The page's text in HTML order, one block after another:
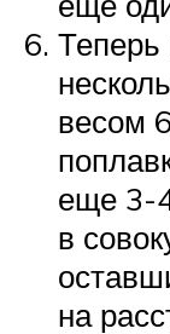
Теперь
весом
еще 3-
в
на